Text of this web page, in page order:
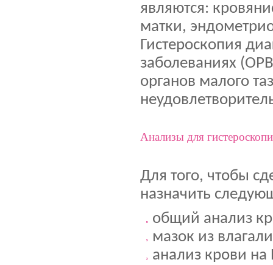
являются:
матки,
Гистероскопия
заболеваниях
органов малого
Анализы для
Для того, чтобы
назначить
общий анализ
мазок из
анализ крови на